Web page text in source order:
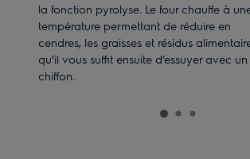
la fonction pyrolyse. Le four chauffe à
température permettant de réduire en
cendres, les graisses et résidus
qu’il vous suffit ensuite d’essuyer avec un
chiffon.